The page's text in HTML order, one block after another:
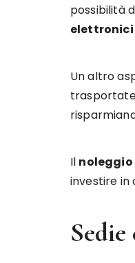
possibilità
elettronici
Un altro
Il noleggio
investire in